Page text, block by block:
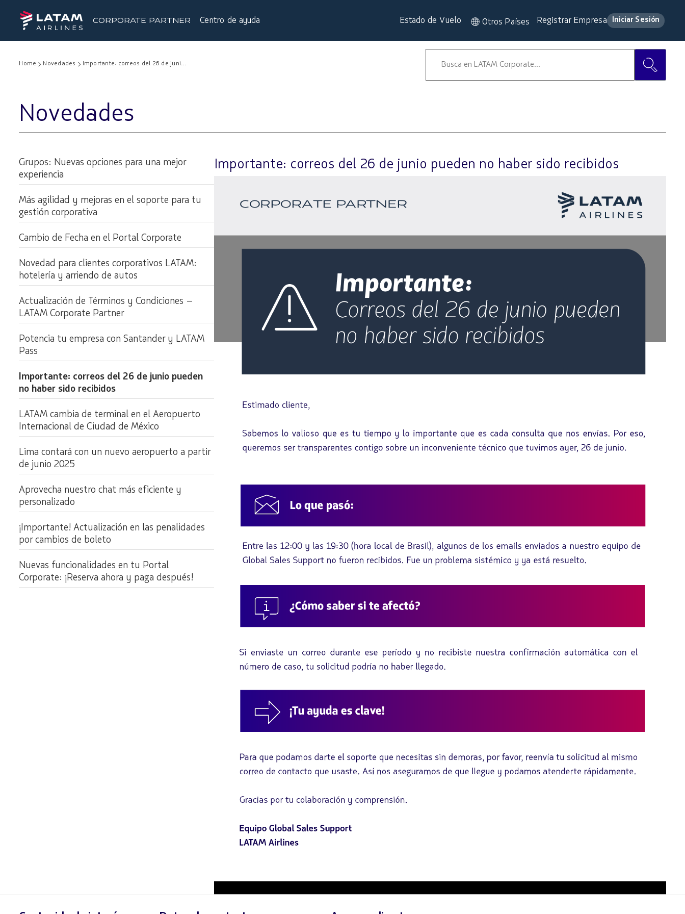
CORPORATE PARTNER Centro de ayuda Estado de Vuelo Otros Países Registrar Empresa Iniciar Sesión
Home Novedades Importante: correos del 26 de juni...
Novedades
Grupos: Nuevas opciones para una mejor
experiencia
Más agilidad y mejoras en el soporte para tu
gestión corporativa
Cambio de Fecha en el Portal Corporate
Novedad para clientes corporativos LATAM:
hotelería y arriendo de autos
Actualización de Términos y Condiciones –
LATAM Corporate Partner
Potencia tu empresa con Santander y LATAM
Pass
Importante: correos del 26 de junio pueden
no haber sido recibidos
LATAM cambia de terminal en el Aeropuerto
Internacional de Ciudad de México
Lima contará con un nuevo aeropuerto a partir
de junio 2025
Aprovecha nuestro chat más eficiente y
personalizado
¡Importante! Actualización en las penalidades
por cambios de boleto
Nuevas funcionalidades en tu Portal
Corporate: ¡Reserva ahora y paga después!
Importante: correos del 26 de junio pueden no haber sido recibidos